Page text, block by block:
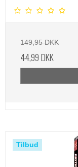
149,95 DKK
44,99 DKK
Tilbud